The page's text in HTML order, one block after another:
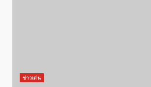
ข่าวเด่น